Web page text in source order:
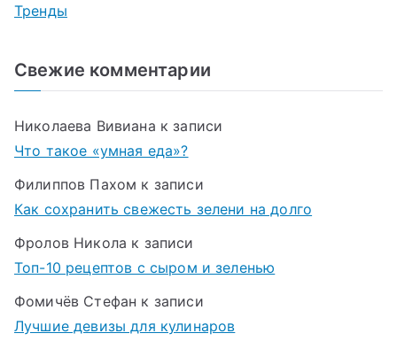
Тренды
Свежие комментарии
Николаева Вивиана к записи
Что такое «умная еда»?
Филиппов Пахом к записи
Как сохранить свежесть зелени на долго
Фролов Никола к записи
Топ-10 рецептов с сыром и зеленью
Фомичёв Стефан к записи
Лучшие девизы для кулинаров